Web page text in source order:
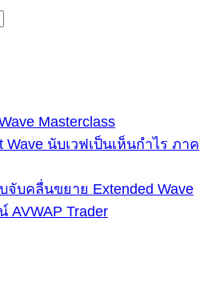
Masterclass
Wave นับเวฟเป็นเห็นกำไร ภาค
จับคลื่นขยาย Extended Wave
AVWAP Trader